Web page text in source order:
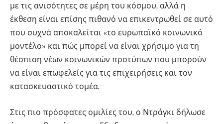
με τις ανισότητες σε μέρη του κόσμου, αλλά η
έκθεση είναι επίσης πιθανό να επικεντρωθεί σε αυτό
που συχνά αποκαλείται «το ευρωπαϊκό κοινωνικό
μοντέλο» και πώς μπορεί να είναι χρήσιμο για τη
θέσπιση νέων κοινωνικών προτύπων που μπορούν
να είναι επωφελείς για τις επιχειρήσεις και τον
κατασκευαστικό τομέα.
Στις πιο πρόσφατες ομιλίες του, ο Ντράγκι δήλωσε